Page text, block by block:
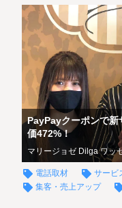
PayPayクーポンで新
価472%！
マリージョゼ Dilga ワッ
電話取材 サービ
集客・売上アップ